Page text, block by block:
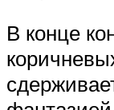
В конце